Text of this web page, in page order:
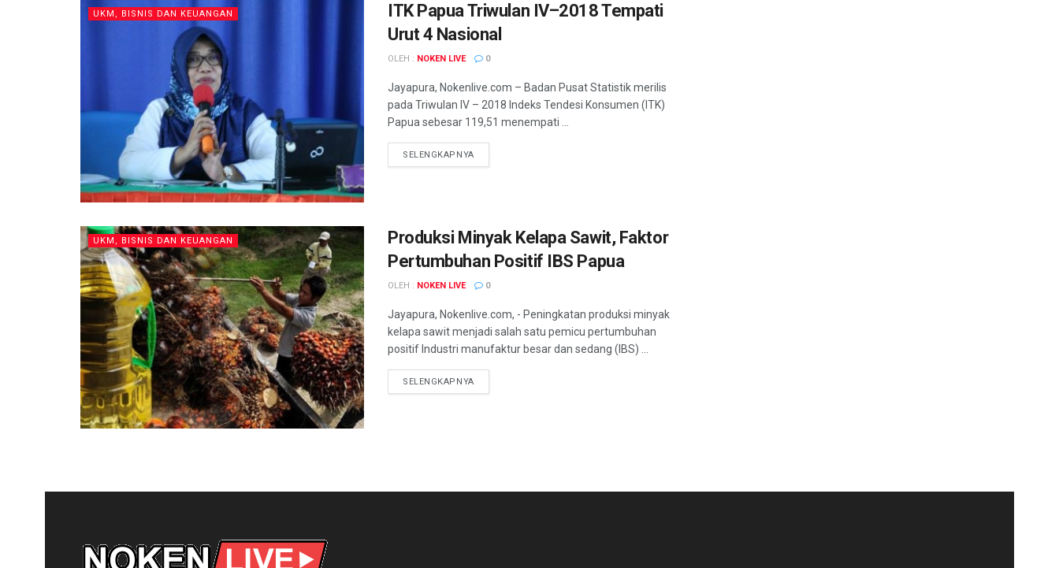
UKM, BISNIS DAN KEUANGAN
ITK Papua Triwulan IV–2018 Tempati
Urut 4 Nasional
OLEH : NOKEN LIVE 0
Jayapura, Nokenlive.com – Badan Pusat Statistik merilis
pada Triwulan IV – 2018 Indeks Tendesi Konsumen (ITK)
Papua sebesar 119,51 menempati ...
SELENGKAPNYADETAILS
UKM, BISNIS DAN KEUANGAN
Produksi Minyak Kelapa Sawit, Faktor
Pertumbuhan Positif IBS Papua
OLEH : NOKEN LIVE 0
Jayapura, Nokenlive.com, - Peningkatan produksi minyak
kelapa sawit menjadi salah satu pemicu pertumbuhan
positif Industri manufaktur besar dan sedang (IBS) ...
SELENGKAPNYADETAILS